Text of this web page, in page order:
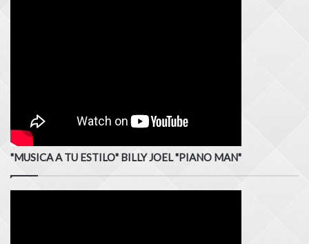
"MUSICA A TU ESTILO" BILLY JOEL "PIANO MAN"